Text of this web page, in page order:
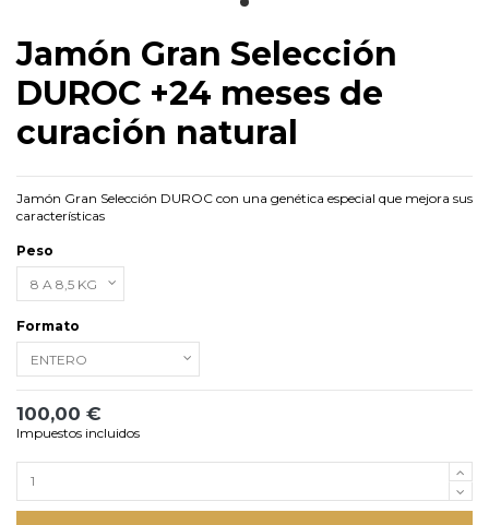
Jamón Gran Selección
DUROC +24 meses de
curación natural
Jamón Gran Selección DUROC con una genética especial que mejora sus
características
Peso
Formato
100,00 €
Impuestos incluidos